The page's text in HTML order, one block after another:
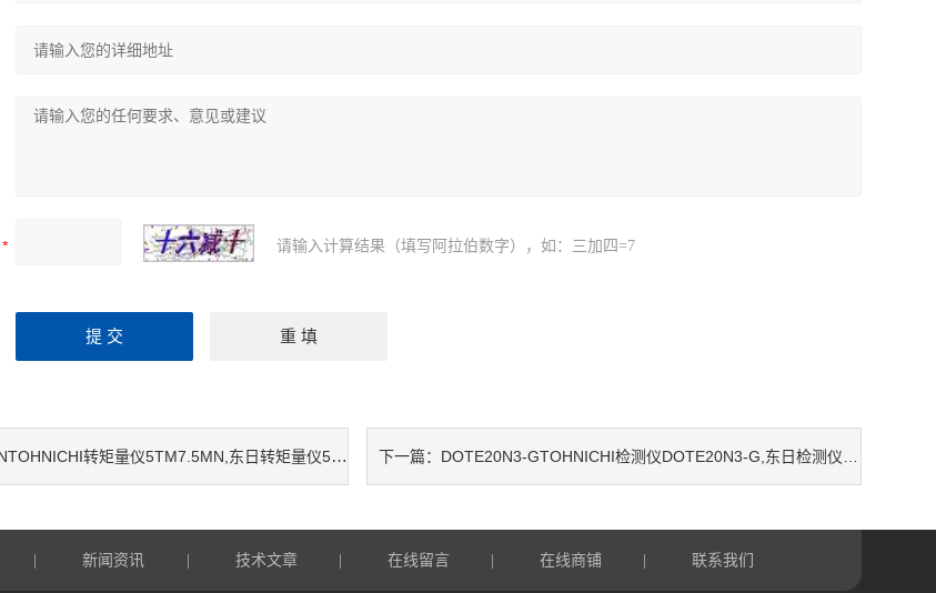
请输入计算结果（填写阿拉伯数字），如：三加四=7
转矩量仪5TM7.5MN,东日转矩量仪5TM7.5MN，5TM7.5MN 下一篇： DOTE20N3-GTOHNICHI检测仪DOTE20N3-G,东日检测仪DOTE20N3-G，DOTE20N3-G
新闻资讯 技术文章 在线留言 在线商铺 联系我们